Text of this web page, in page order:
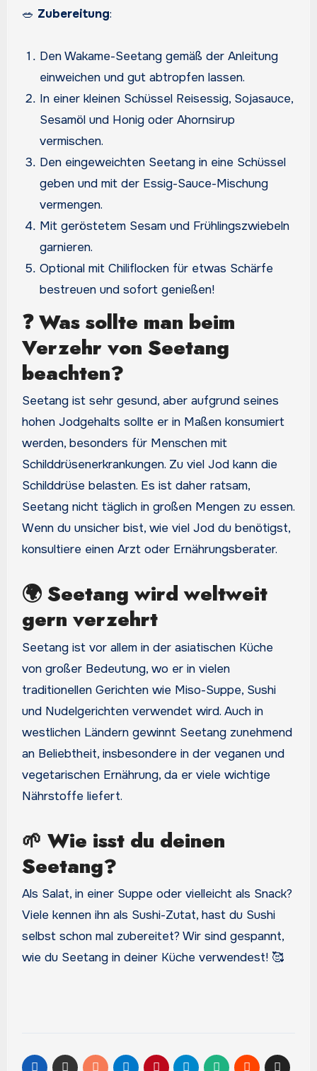
🥗 Zubereitung:
Den Wakame-Seetang gemäß der Anleitung
einweichen und gut abtropfen lassen.
In einer kleinen Schüssel Reisessig, Sojasauce,
Sesamöl und Honig oder Ahornsirup
vermischen.
Den eingeweichten Seetang in eine Schüssel
geben und mit der Essig-Sauce-Mischung
vermengen.
Mit geröstetem Sesam und Frühlingszwiebeln
garnieren.
Optional mit Chiliflocken für etwas Schärfe
bestreuen und sofort genießen!
❓Was sollte man beim
Verzehr von Seetang
beachten?
Seetang ist sehr gesund, aber aufgrund seines
hohen Jodgehalts sollte er in Maßen konsumiert
werden, besonders für Menschen mit
Schilddrüsenerkrankungen. Zu viel Jod kann die
Schilddrüse belasten. Es ist daher ratsam,
Seetang nicht täglich in großen Mengen zu essen.
Wenn du unsicher bist, wie viel Jod du benötigst,
konsultiere einen Arzt oder Ernährungsberater.
🌍 Seetang wird weltweit
gern verzehrt
Seetang ist vor allem in der asiatischen Küche
von großer Bedeutung, wo er in vielen
traditionellen Gerichten wie Miso-Suppe, Sushi
und Nudelgerichten verwendet wird. Auch in
westlichen Ländern gewinnt Seetang zunehmend
an Beliebtheit, insbesondere in der veganen und
vegetarischen Ernährung, da er viele wichtige
Nährstoffe liefert.
🌱 Wie isst du deinen
Seetang?
Als Salat, in einer Suppe oder vielleicht als Snack?
Viele kennen ihn als Sushi-Zutat, hast du Sushi
selbst schon mal zubereitet? Wir sind gespannt,
wie du Seetang in deiner Küche verwendest! 🥰